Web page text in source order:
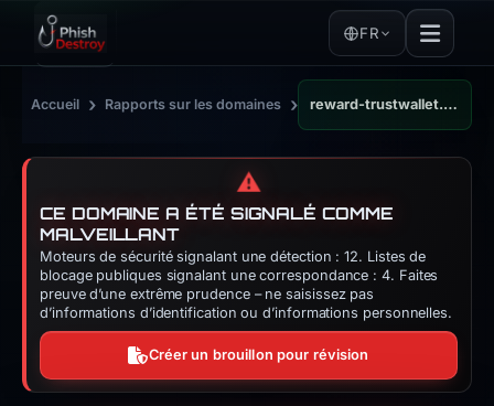
FR
Accueil › Rapports sur les domaines › reward-trustwallet.com
⚠️
CE DOMAINE A ÉTÉ SIGNALÉ COMME
MALVEILLANT
Moteurs de sécurité signalant une détection : 12. Listes de
blocage publiques signalant une correspondance : 4. Faites
preuve d’une extrême prudence – ne saisissez pas
d’informations d’identification ou d’informations personnelles.
Créer un brouillon pour révision